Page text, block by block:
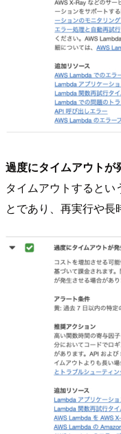
過度にタイムアウト
タイムアウトするとい
とであり、再実行や長